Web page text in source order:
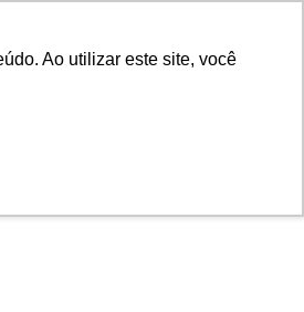
Ao utilizar este site, você